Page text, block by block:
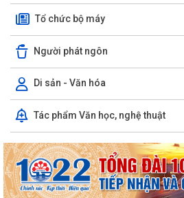
Tổ chức bộ máy
Người phát ngôn
Di sản - Văn hóa
Tác phẩm Văn học, nghệ thuật
XÂY DỰNG QUỐC GIA SỐ
NGHỊ ĐỊNH SỐ 309/2026/NĐ-CP, ngày
một số điều của Nghị định số...
QUYẾT ĐỊNH SỐ 2917/QĐ-UBND,